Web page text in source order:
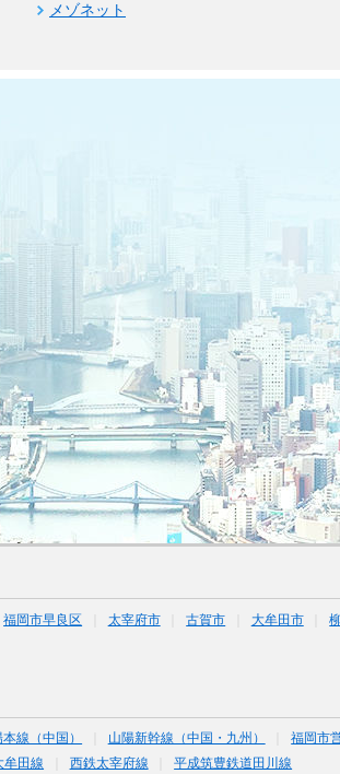
メゾネット
福岡市早良区 太宰府市 古賀市 大牟田市
本線（中国） 山陽新幹線（中国・九州） 福岡市
牟田線 西鉄太宰府線 平成筑豊鉄道田川線